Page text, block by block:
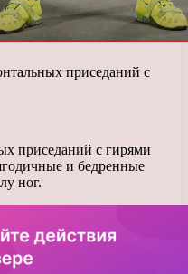
приседаний с
приседаний с гирями
и бедренные
ног.